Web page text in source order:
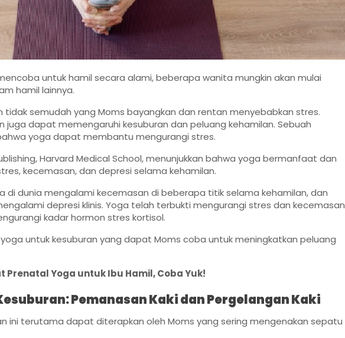
untuk hamil secara alami, beberapa wanita mungkin akan mulai
hamil lainnya.
tidak semudah yang Moms bayangkan dan rentan menyebabkan stres.
juga dapat memengaruhi kesuburan dan peluang kehamilan. Sebuah
yoga dapat membantu mengurangi stres.
Harvard Medical School, menunjukkan bahwa yoga bermanfaat dan
kecemasan, dan depresi selama kehamilan.
di dunia mengalami kecemasan di beberapa titik selama kehamilan, dan
depresi klinis. Yoga telah terbukti mengurangi stres dan kecemasan
kadar hormon stres kortisol.
untuk kesuburan yang dapat Moms coba untuk meningkatkan peluang
Prenatal Yoga untuk Ibu Hamil, Coba Yuk!
Pemanasan Kaki dan Pergelangan Kaki
ini terutama dapat diterapkan oleh Moms yang sering mengenakan sepatu